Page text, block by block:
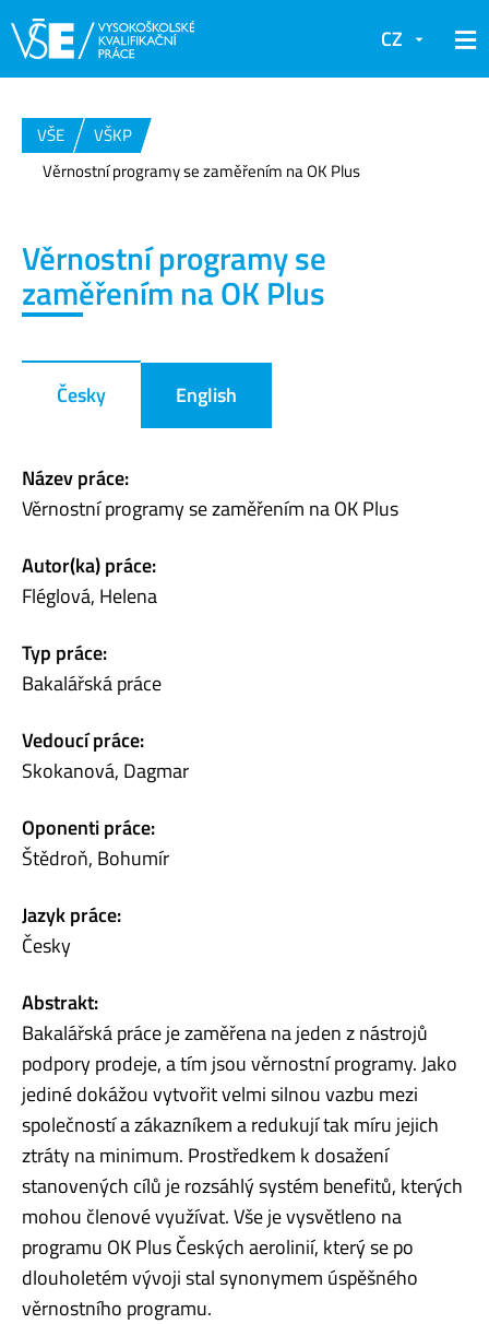
CZ
VŠE
VŠKP
Věrnostní programy se zaměřením na OK Plus
Věrnostní programy se
zaměřením na OK Plus
Česky English
Název práce:
Věrnostní programy se zaměřením na OK Plus
Autor(ka) práce:
Fléglová, Helena
Typ práce:
Bakalářská práce
Vedoucí práce:
Skokanová, Dagmar
Oponenti práce:
Štědroň, Bohumír
Jazyk práce:
Česky
Abstrakt:
Bakalářská práce je zaměřena na jeden z nástrojů
podpory prodeje, a tím jsou věrnostní programy. Jako
jediné dokážou vytvořit velmi silnou vazbu mezi
společností a zákazníkem a redukují tak míru jejich
ztráty na minimum. Prostředkem k dosažení
stanovených cílů je rozsáhlý systém benefitů, kterých
mohou členové využívat. Vše je vysvětleno na
programu OK Plus Českých aerolinií, který se po
dlouholetém vývoji stal synonymem úspěšného
věrnostního programu.